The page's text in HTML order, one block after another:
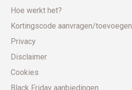
Hoe werkt het?
Kortingscode aanvragen/toevoegen
Privacy
Disclaimer
Cookies
Black Friday aanbiedingen